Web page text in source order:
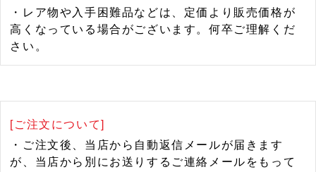
・レア物や入手困難品などは、定価より販売価格が
高くなっている場合がございます。何卒ご理解くだ
さい。
[ご注文について]
・ご注文後、当店から自動返信メールが届きます
が、当店から別にお送りするご連絡メールをもって